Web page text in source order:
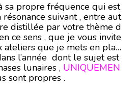
sa propre fréquence qui est
suivant , entre aut
distillée par votre thème d
ce sens , que je vous invite
ateliers que je mets en plac
l’année dont le sujet est
lunaires , UNIQUEMEN
sont propres .